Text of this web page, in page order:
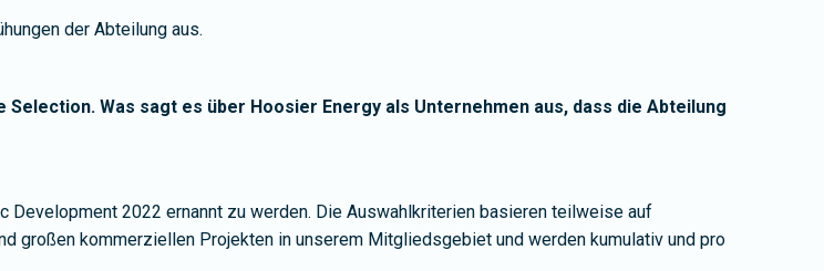
der Abteilung aus.
Was sagt es über Hoosier Energy als Unternehmen aus, dass die Abteilung
2022 ernannt zu werden. Die Auswahlkriterien basieren teilweise auf
großen kommerziellen Projekten in unserem Mitgliedsgebiet und werden kumulativ und pro